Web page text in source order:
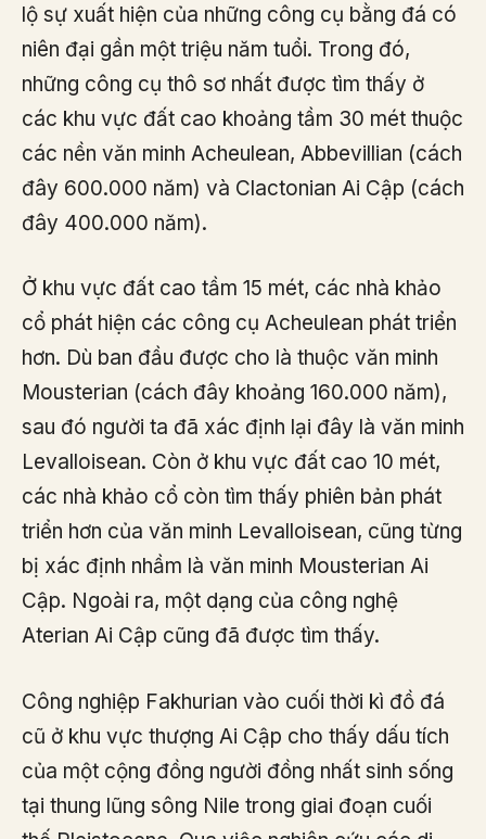
lộ sự xuất hiện của những công cụ bằng đá có
niên đại gần một triệu năm tuổi. Trong đó,
những công cụ thô sơ nhất được tìm thấy ở
các khu vực đất cao khoảng tầm 30 mét thuộc
các nền văn minh Acheulean, Abbevillian (cách
đây 600.000 năm) và Clactonian Ai Cập (cách
đây 400.000 năm).
Ở khu vực đất cao tầm 15 mét, các nhà khảo
cổ phát hiện các công cụ Acheulean phát triển
hơn. Dù ban đầu được cho là thuộc văn minh
Mousterian (cách đây khoảng 160.000 năm),
sau đó người ta đã xác định lại đây là văn minh
Levalloisean. Còn ở khu vực đất cao 10 mét,
các nhà khảo cổ còn tìm thấy phiên bản phát
triển hơn của văn minh Levalloisean, cũng từng
bị xác định nhầm là văn minh Mousterian Ai
Cập. Ngoài ra, một dạng của công nghệ
Aterian Ai Cập cũng đã được tìm thấy.
Công nghiệp Fakhurian vào cuối thời kì đồ đá
cũ ở khu vực thượng Ai Cập cho thấy dấu tích
của một cộng đồng người đồng nhất sinh sống
tại thung lũng sông Nile trong giai đoạn cuối